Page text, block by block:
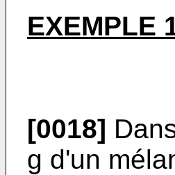
EXEMPLE
[0018]
g d'un